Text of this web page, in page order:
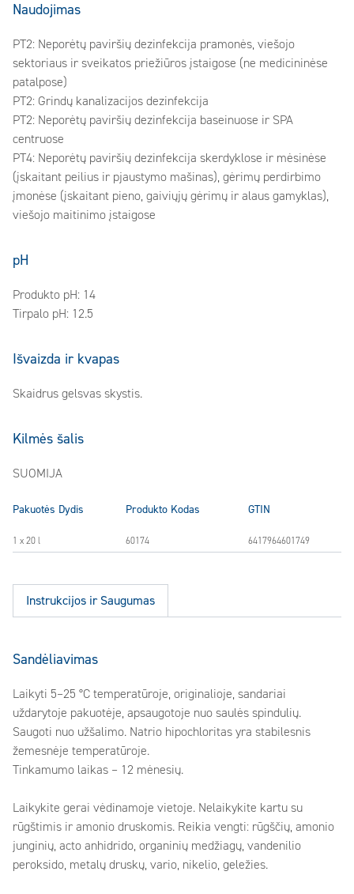
Naudojimas
PT2: Neporėtų paviršių dezinfekcija pramonės, viešojo
sektoriaus ir sveikatos priežiūros įstaigose (ne medicininėse
patalpose)
PT2: Grindų kanalizacijos dezinfekcija
PT2: Neporėtų paviršių dezinfekcija baseinuose ir SPA
centruose
PT4: Neporėtų paviršių dezinfekcija skerdyklose ir mėsinėse
(įskaitant peilius ir pjaustymo mašinas), gėrimų perdirbimo
įmonėse (įskaitant pieno, gaiviųjų gėrimų ir alaus gamyklas),
viešojo maitinimo įstaigose
pH
Produkto pH: 14
Tirpalo pH: 12.5
Išvaizda ir kvapas
Skaidrus gelsvas skystis.
Kilmės šalis
SUOMIJA
Pakuotės Dydis Produkto Kodas GTIN
1 x 20 l 60174 6417964601749
Instrukcijos ir Saugumas
Sandėliavimas
Laikyti 5–25 °C temperatūroje, originalioje, sandariai
uždarytoje pakuotėje, apsaugotoje nuo saulės spindulių.
Saugoti nuo užšalimo. Natrio hipochloritas yra stabilesnis
žemesnėje temperatūroje.
Tinkamumo laikas – 12 mėnesių.
Laikykite gerai vėdinamoje vietoje. Nelaikykite kartu su
rūgštimis ir amonio druskomis. Reikia vengti: rūgščių, amonio
junginių, acto anhidrido, organinių medžiagų, vandenilio
peroksido, metalų druskų, vario, nikelio, geležies.